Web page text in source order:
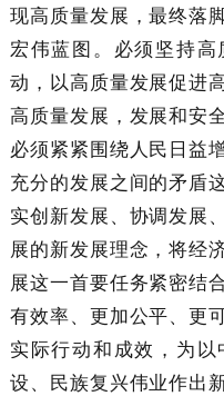
现高质量发展，最终落
宏伟蓝图。必须坚持
动，以高质量发展促进
高质量发展，发展和安
必须紧紧围绕人民日益
充分的发展之间的矛盾
实创新发展、协调发展
展的新发展理念，将经
展这一首要任务紧密结
有效率、更加公平、更
实际行动和成效，为
设、民族复兴伟业作出